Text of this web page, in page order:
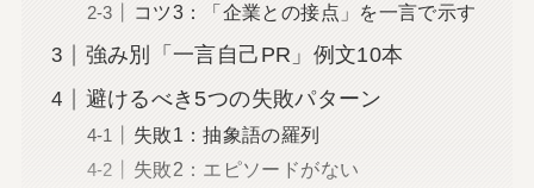
コツ3：「企業との接点」を一言で示す
強み別「一言自己PR」例文10本
避けるべき5つの失敗パターン
失敗1：抽象語の羅列
失敗2：エピソードがない